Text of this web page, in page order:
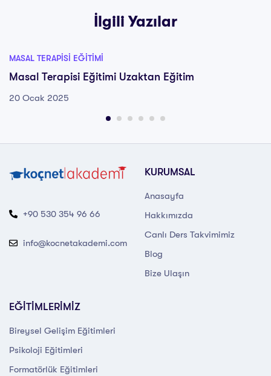
İlgili Yazılar
MASAL TERAPISI EĞITIMI
Masal Terapisi Eğitimi Uzaktan Eğitim
20 Ocak 2025
+90 530 354 96 66
info@kocnetakademi.com
KURUMSAL
Anasayfa
Hakkımızda
Canlı Ders Takvimimiz
Blog
Bize Ulaşın
EĞİTİMLERİMİZ
Bireysel Gelişim Eğitimleri
Psikoloji Eğitimleri
Formatörlük Eğitimleri